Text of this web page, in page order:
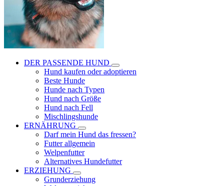
DER PASSENDE HUND
Hund kaufen oder adoptieren
Beste Hunde
Hunde nach Typen
Hund nach Größe
Hund nach Fell
Mischlingshunde
ERNÄHRUNG
Darf mein Hund das fressen?
Futter allgemein
Welpenfutter
Alternatives Hundefutter
ERZIEHUNG
Grunderziehung